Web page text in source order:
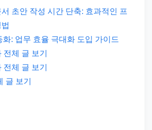
초안 작성 시간 단축: 효과적인 프
화: 업무 효율 극대화 도입 가이드
체 글 보기
체 글 보기
글 보기